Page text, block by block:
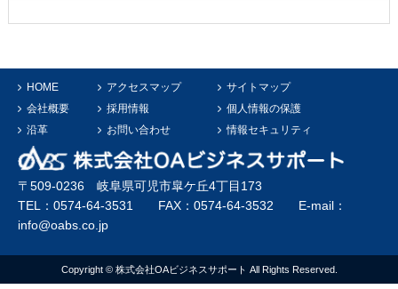
HOME アクセスマップ
サイトマップ
会社概要
採用情報
個人情報の保護
沿革
お問い合わせ 情報セキュリティ
〒509-0236 岐阜県可児市皐ケ丘4丁目173
TEL：0574-64-3531 FAX：0574-64-3532 E-mail：
info@oabs.co.jp
Copyright © 株式会社OAビジネスサポート All Rights Reserved.